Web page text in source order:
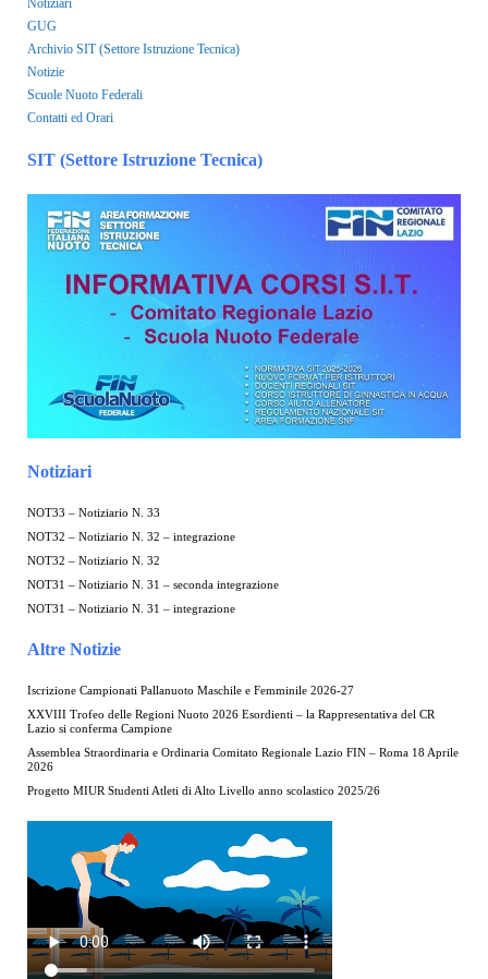
Notiziari
GUG
Archivio SIT (Settore Istruzione Tecnica)
Notizie
Scuole Nuoto Federali
Contatti ed Orari
SIT (Settore Istruzione Tecnica)
Notiziari
NOT33 – Notiziario N. 33
NOT32 – Notiziario N. 32 – integrazione
NOT32 – Notiziario N. 32
NOT31 – Notiziario N. 31 – seconda integrazione
NOT31 – Notiziario N. 31 – integrazione
Altre Notizie
Iscrizione Campionati Pallanuoto Maschile e Femminile 2026-27
XXVIII Trofeo delle Regioni Nuoto 2026 Esordienti – la Rappresentativa del CR
Lazio si conferma Campione
Assemblea Straordinaria e Ordinaria Comitato Regionale Lazio FIN – Roma 18 Aprile
2026
Progetto MIUR Studenti Atleti di Alto Livello anno scolastico 2025/26